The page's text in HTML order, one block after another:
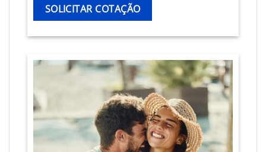
SOLICITAR COTAÇÃO